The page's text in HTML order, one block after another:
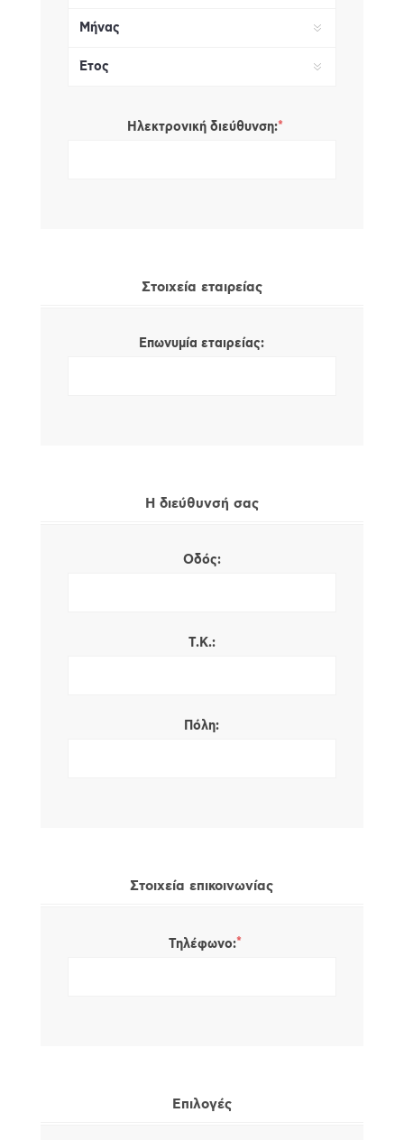
Ηλεκτρονική διεύθυνση:*
Στοιχεία εταιρείας
Επωνυμία εταιρείας:
Η διεύθυνσή σας
Οδός:
Τ.Κ.:
Πόλη:
Στοιχεία επικοινωνίας
Τηλέφωνο:*
Επιλογές